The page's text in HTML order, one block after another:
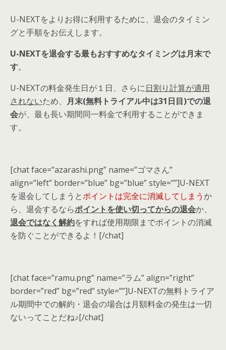
U-NEXTをよりお得に利用するために、退会のタイミン
グと手順をお伝えします。
U-NEXTを退会する最もおすすめなタイミングは月末で
す。
U-NEXTの料金発生日が１日、さらに日割り計算が適用
されないため、 月末(無料トライアル中は31日目)での退
会が、最も長い期間同一料金で利用することができま
す。
[chat face=”azarashi.png” name=”ゴマさん”
align=”left” border=”blue” bg=”blue” style=””]U-NEXT
を退会してしまうとポイントは完全に消滅してしまうか
ら、退会するならポイントを使い切ってからの退会か、
退会ではなく解約をすれば使用期限までポイントの消滅
を防ぐことができるよ！[/chat]
[chat face=”ramu.png” name=”ラム” align=”right”
border=”red” bg=”red” style=””]U-NEXTの無料トライア
ル期間中での解約・退会の場合は月額料金の発生は一切
ないってことだね♪[/chat]